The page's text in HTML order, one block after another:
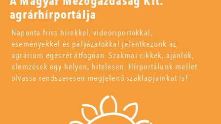
agrárhírportálja
Naponta friss hírekkel, videóriportokkal,
eseményekkel és pályázatokkal jelentkezünk az
agrárium egészét átfogóan. Szakmai cikkek, ajánlók,
elemzések egy helyen, hitelesen. Hírportálunk mellet
olvassa rendszeresen megjelenő szaklapjainkat is!